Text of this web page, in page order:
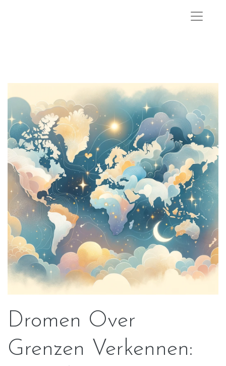
Dromen Over
Grenzen Verkennen: